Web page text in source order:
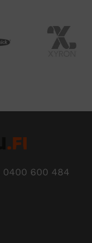
0400 600 484